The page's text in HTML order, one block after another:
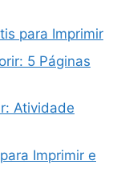
para Imprimir
5 Páginas
Atividade
Imprimir e